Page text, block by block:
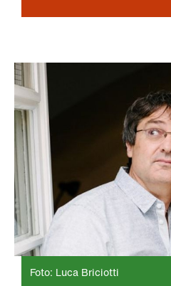
Foto: Luca Briciotti